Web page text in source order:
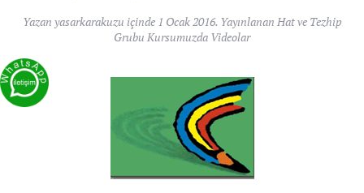
Yazan yasarkarakuzu içinde 1 Ocak 2016. Yayınlanan Hat ve Tezhip
Grubu Kursumuzda Videolar